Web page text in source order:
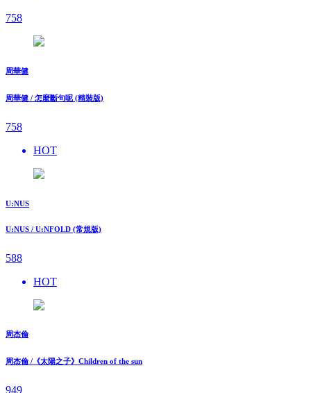
758
周華健
周華健 / 怎麼斷句呢 (精裝版)
758
HOT
U:NUS
U:NUS / U:NFOLD (常規版)
588
HOT
周杰倫
周杰倫 /《太陽之子》Children of the sun
949